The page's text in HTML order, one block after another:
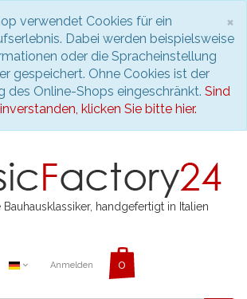
×
verwendet Cookies für ein
Dabei werden beispielsweise
oder die Spracheinstellung
gespeichert. Ohne Cookies ist der
des Online-Shops eingeschränkt. Sind
klicken Sie bitte hier.
handgefertigt in Italien
Anmelden